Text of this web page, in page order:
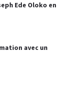
Ede Oloko en
avec un